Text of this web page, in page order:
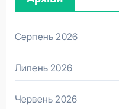
Серпень 2026
Липень 2026
Червень 2026